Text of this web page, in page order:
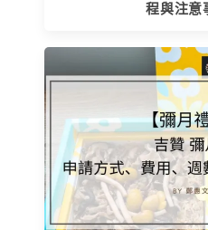
程與注意